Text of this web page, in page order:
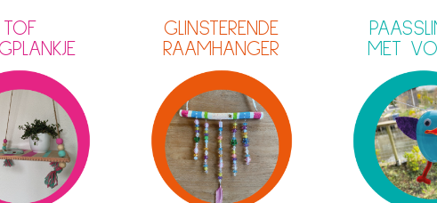
TOF
GLINSTERENDE
RAAMHANGER
MET